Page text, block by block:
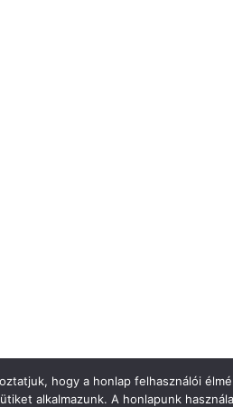
hogy a honlap felhasználói
alkalmazunk. A honlapunk